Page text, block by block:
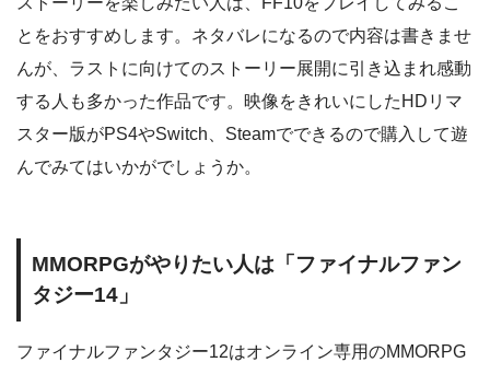
とをおすすめします。ネタバレになるので内容は書きませ
んが、ラストに向けてのストーリー展開に引き込まれ感動
する人も多かった作品です。映像をきれいにしたHDリマ
スター版がPS4やSwitch、Steamでできるので購入して遊
んでみてはいかがでしょうか。
MMORPGがやりたい人は「ファイナルファン
タジー14」
ファイナルファンタジー12はオンライン専用のMMORPG